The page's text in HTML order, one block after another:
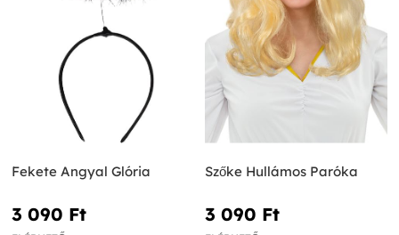
Fekete Angyal Glória
3 090 Ft‎
Szőke Hullámos Paróka
3 090 Ft‎